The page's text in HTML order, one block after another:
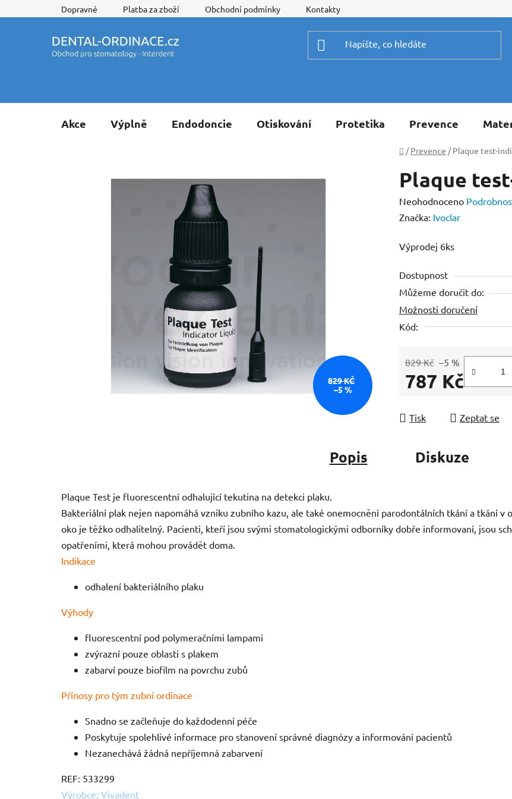
na
Dopravné Platba za zboží Obchodní podmínky Kontakty
Akce Výplně Endodoncie Otiskování Protetika Prevence
Domů
/ Prevence / Plaque test-
Plaque
Průměrné
hodnocení
je
z
5
hvězdiček.
Neohodnoceno
Značka: Ivoclar
Výprodej 6ks
Dostupnost
Můžeme doručit do:
Možnosti doručení
Kód:
829 Kč –5 %
787 Kč
Tisk Zeptat se
829 KČ
–5 %
Popis Diskuze
Plaque Test je fluorescentní odhalující tekutina na detekci plaku.
Bakteriální plak nejen napomáhá vzniku zubního kazu, ale také onemocnění parodontálních tkání a tkání
oko je těžko odhalitelný. Pacienti, kteří jsou svými stomatologickými odborníky dobře informovaní, jsou
opatřeními, která mohou provádět doma.
Indikace
odhalení bakteriálního plaku
Výhody
fluorescentní pod polymeračními lampami
zvýrazní pouze oblasti s plakem
zabarví pouze biofilm na povrchu zubů
Přínosy pro tým zubní ordinace
Snadno se začleňuje do každodenní péče
Poskytuje spolehlivé informace pro stanovení správné diagnózy a informování pacientů
Nezanechává žádná nepříjemná zabarvení
REF: 533299
Výrobce: Vivadent